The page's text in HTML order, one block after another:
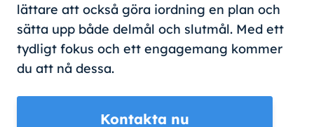
lättare att också göra iordning en plan och
sätta upp både delmål och slutmål. Med ett
tydligt fokus och ett engagemang kommer
du att nå dessa.
Kontakta nu